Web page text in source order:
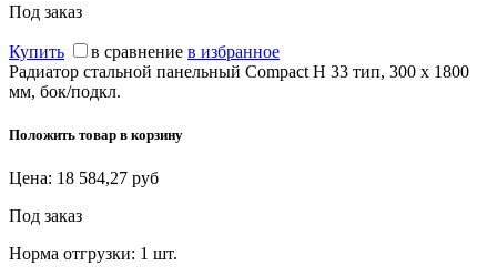
Под заказ
Купить в сравнение в избранное
Радиатор стальной панельный Compact H 33 тип, 300 х 1800
мм, бок/подкл.
Положить товар в корзину
Цена: 18 584,27 руб
Под заказ
Норма отгрузки: 1 шт.